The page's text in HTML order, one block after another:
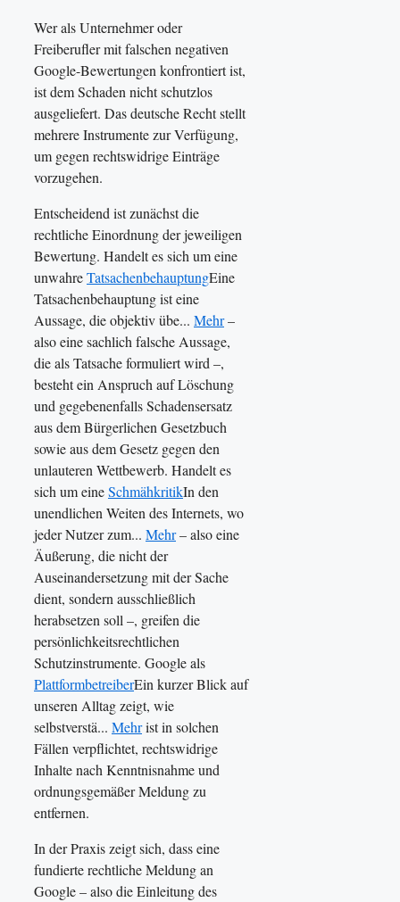
Wer als Unternehmer oder
Freiberufler mit falschen negativen
Google-Bewertungen konfrontiert ist,
ist dem Schaden nicht schutzlos
ausgeliefert. Das deutsche Recht stellt
mehrere Instrumente zur Verfügung,
um gegen rechtswidrige Einträge
vorzugehen.
Entscheidend ist zunächst die
rechtliche Einordnung der jeweiligen
Bewertung. Handelt es sich um eine
unwahreTatsachenbehauptungEine
Tatsachenbehauptung ist eine
Aussage, die objektiv übe... Mehr–
also eine sachlich falsche Aussage,
die als Tatsache formuliert wird –,
besteht ein Anspruch auf Löschung
und gegebenenfalls Schadensersatz
aus dem Bürgerlichen Gesetzbuch
sowie aus dem Gesetz gegen den
unlauteren Wettbewerb. Handelt es
sich um eineSchmähkritikIn den
unendlichen Weiten des Internets, wo
jeder Nutzer zum... Mehr– also eine
Äußerung, die nicht der
Auseinandersetzung mit der Sache
dient, sondern ausschließlich
herabsetzen soll –, greifen die
persönlichkeitsrechtlichen
Schutzinstrumente. Google als
PlattformbetreiberEin kurzer Blick auf
unseren Alltag zeigt, wie
selbstverstä... Mehrist in solchen
Fällen verpflichtet, rechtswidrige
Inhalte nach Kenntnisnahme und
ordnungsgemäßer Meldung zu
entfernen.
In der Praxis zeigt sich, dass eine
fundierte rechtliche Meldung an
Google – also die Einleitung des